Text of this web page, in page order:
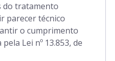
do tratamento
parecer técnico
o cumprimento
Lei nº 13.853, de